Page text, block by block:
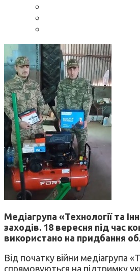
Медіагрупа «Технології та
заходів. 18 вересня під час
використано на придбання
Від початку війни медіагрупа
спрямовуються на підтримку